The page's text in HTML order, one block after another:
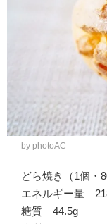
by photoAC
どら焼き（1個・
エネルギー量
糖質 44.5g